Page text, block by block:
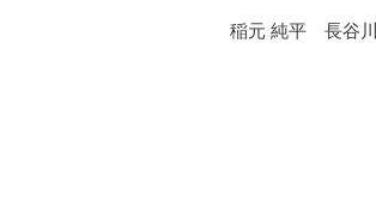
稲元 純平 長谷